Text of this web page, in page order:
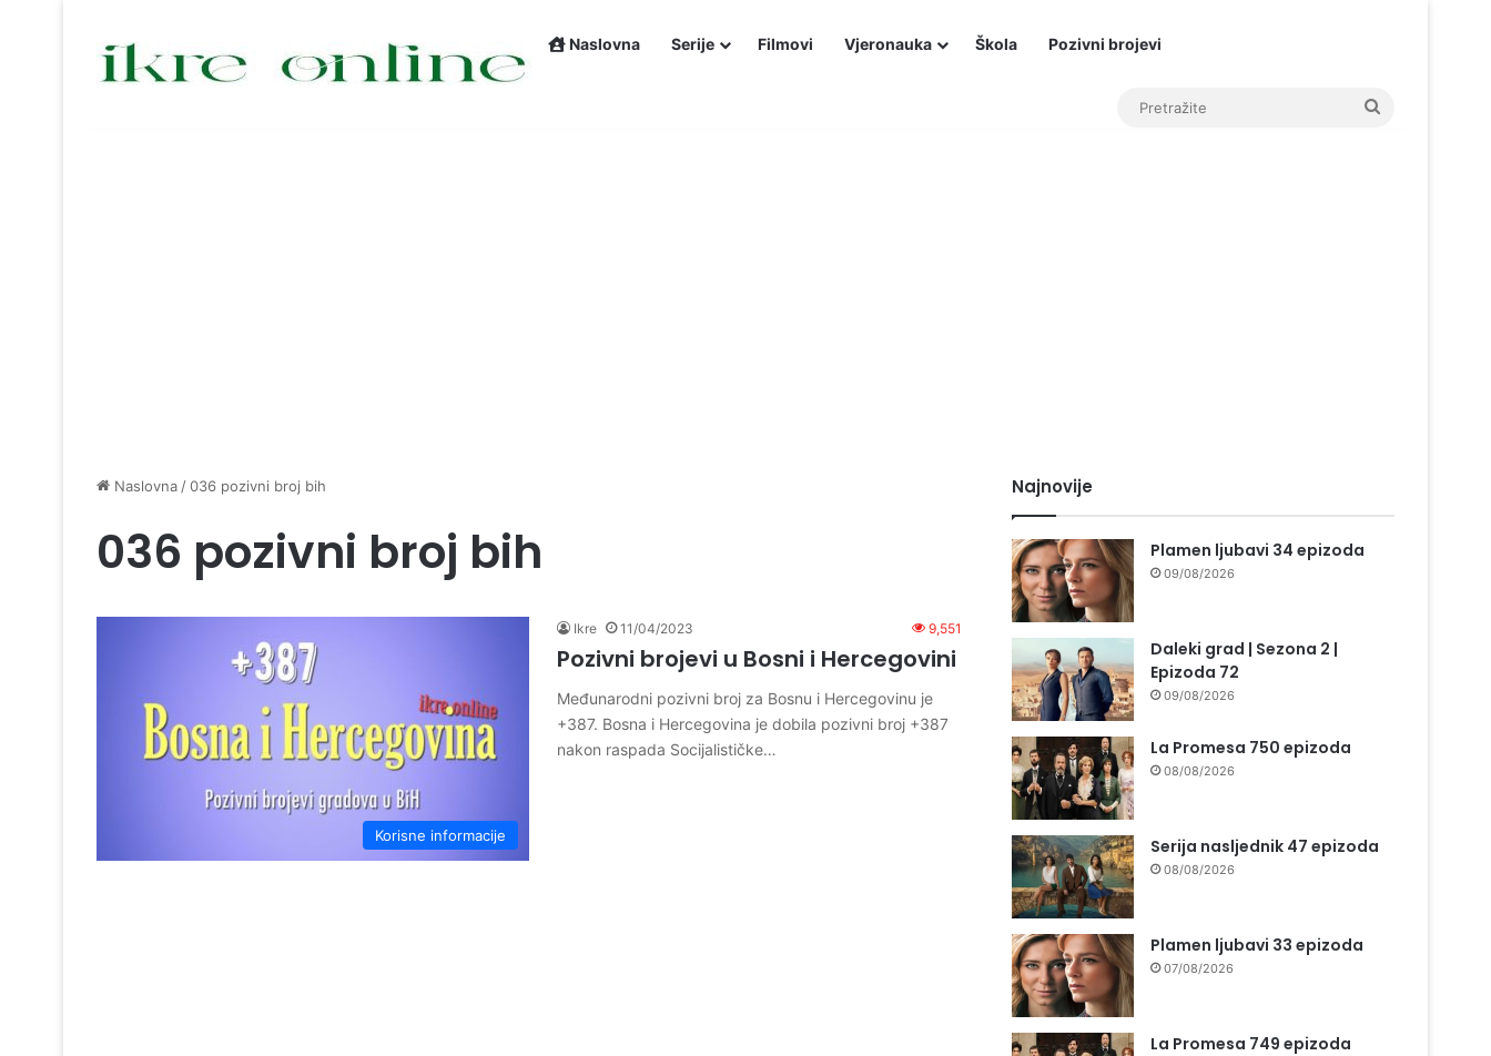
Naslovna Serije Filmovi Vjeronauka Škola Pozivni brojevi
Naslovna /036 pozivni broj bih
036 pozivni broj bih
Korisne informacije
Ikre 11/04/2023 9,551
Pozivni brojevi u Bosni i Hercegovini
Međunarodni pozivni broj za Bosnu i Hercegovinu je
+387. Bosna i Hercegovina je dobila pozivni broj +387
nakon raspada Socijalističke…
Najnovije
Plamen ljubavi 34 epizoda
09/08/2026
Daleki grad | Sezona 2 |
Epizoda 72
09/08/2026
La Promesa 750 epizoda
08/08/2026
Serija nasljednik 47 epizoda
08/08/2026
Plamen ljubavi 33 epizoda
07/08/2026
La Promesa 749 epizoda